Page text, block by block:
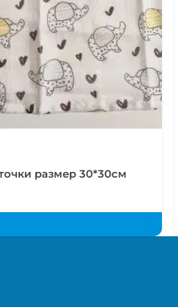
размер 30*30см